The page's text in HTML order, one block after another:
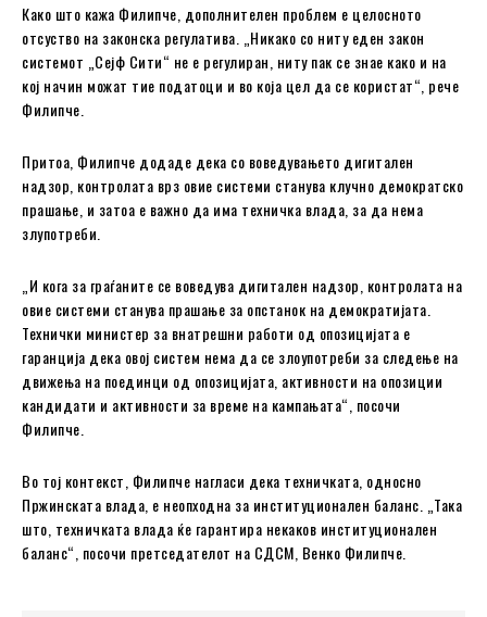
Како што кажа Филипче, дополнителен проблем е целосното
отсуство на законска регулатива. „Никако со ниту еден закон
системот „Сејф Сити“ не е регулиран, ниту пак се знае како и на
кој начин можат тие податоци и во која цел да се користат“, рече
Филипче.
Притоа, Филипче додаде дека со воведувањето дигитален
надзор, контролата врз овие системи станува клучно демократско
прашање, и затоа е важно да има техничка влада, за да нема
злупотреби.
„И кога за граѓаните се воведува дигитален надзор, контролата на
овие системи станува прашање за опстанок на демократијата.
Технички министер за внатрешни работи од опозицијата е
гаранција дека овој систем нема да се злоупотреби за следење на
движења на поединци од опозицијата, активности на опозиции
кандидати и активности за време на кампањата“, посочи
Филипче.
Во тој контекст, Филипче нагласи дека техничката, односно
Пржинската влада, е неопходна за институционален баланс. „Така
што, техничката влада ќе гарантира некаков институционален
баланс“, посочи претседателот на СДСМ, Венко Филипче.